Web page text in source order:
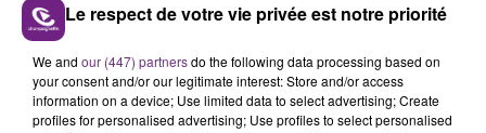
LE MAGASIN JOUÉCLUB DE REIMS FERME
SES PORTES
C'était l'une des institutions du centre-ville
rémois. Le magasin JouéClub est contraint de
Le respect de votre vie privée est notre priorité
We and our (447) partnersdo the following data processing based on
your consent and/or our legitimate interest: Store and/or access
information on a device; Use limited data to select advertising; Create
profiles for personalised advertising; Use profiles to select personalised